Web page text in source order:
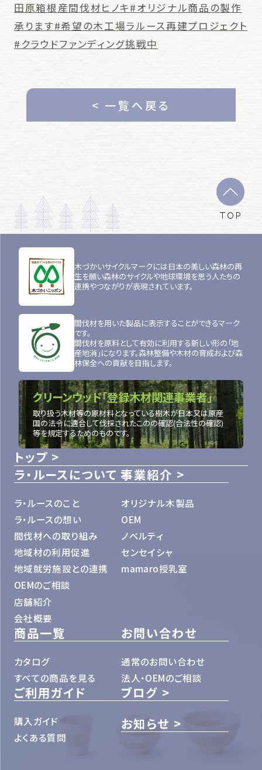
田原箱根産間伐材ヒノキ#オリジナル商品の製作
承ります#希望の木工場ラルース再建プロジェクト
#クラウドファンディング挑戦中
< 一覧へ戻る
TOP
トップ
ラ・ルースについて
ラ・ルースのこと
ラ・ルースの想い
間伐材への取り組み
地域材の利用促進
地域就労施設との連携
OEMのご相談
店舗紹介
会社概要
事業紹介
オリジナル木製品
OEM
ノベルティ
センセイシャ
mamaro授乳室
商品一覧
カタログ
すべての商品を見る
お問い合わせ
通常のお問い合わせ
法人・OEMのご相談
ご利用ガイド
購入ガイド
よくある質問
ブログ
お知らせ
木づかいサイクルマークには日本の美しい森林の再
生を願い森林のサイクルや地球環境を思う人たちの
連携やつながりが表現されています。
間伐材を用いた製品に表示することができるマーク
です。
間伐材を原料として有効に利用する新しい形の「地
産地消」になります。森林整備や木材の育成および森
林保全への貢献を目指します。
クリーンウッド「登録木材関連事業者」
取り扱う木材等の原材料となっている樹木が日本又は原産
国の法令に適合して伐採されたこのの確認(合法性の確認)
等を規定するためのものです。